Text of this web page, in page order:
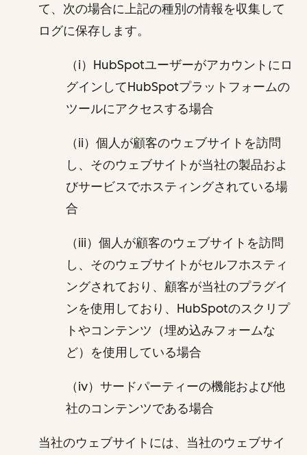
て、次の場合に上記の種別の情報を収集して
ログに保存します。
（i）HubSpotユーザーがアカウントにロ
グインしてHubSpotプラットフォームの
ツールにアクセスする場合
（ii）個人が顧客のウェブサイトを訪問
し、そのウェブサイトが当社の製品およ
びサービスでホスティングされている場
合
（iii）個人が顧客のウェブサイトを訪問
し、そのウェブサイトがセルフホスティ
ングされており、顧客が当社のプラグイ
ンを使用しており、HubSpotのスクリプ
トやコンテンツ（埋め込みフォームな
ど）を使用している場合
（iv）サードパーティーの機能および他
社のコンテンツである場合
当社のウェブサイトには、当社のウェブサイ